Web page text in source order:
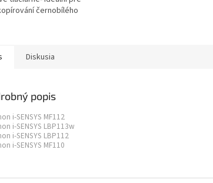
černobílého
Diskusia
popis
i-SENSYS MF112
i-SENSYS LBP113w
i-SENSYS LBP112
i-SENSYS MF110